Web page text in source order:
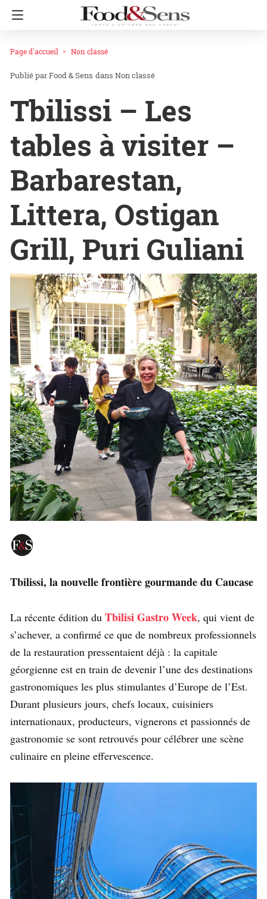
Page d'accueil Non classé
Food & Sens dans Non classé
Tbilissi – Les
tables à visiter –
Barbarestan,
Littera, Ostigan
Grill, Puri Guliani
Tbilissi, la nouvelle frontière gourmande du Caucase
La récente édition du Tbilisi Gastro Week, qui vient de
s’achever, a confirmé ce que de nombreux professionnels
de la restauration pressentaient déjà : la capitale
géorgienne est en train de devenir l’une des destinations
gastronomiques les plus stimulantes d’Europe de l’Est.
Durant plusieurs jours, chefs locaux, cuisiniers
internationaux, producteurs, vignerons et passionnés de
gastronomie se sont retrouvés pour célébrer une scène
culinaire en pleine effervescence.